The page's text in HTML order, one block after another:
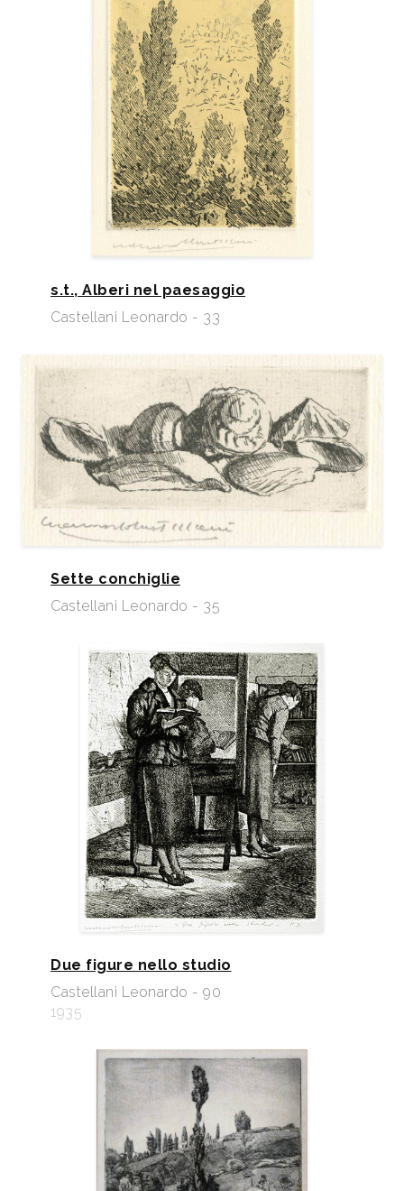
s.t., Alberi nel paesaggio
Castellani Leonardo - 33
Sette conchiglie
Castellani Leonardo - 35
Due figure nello studio
Castellani Leonardo - 90
1935